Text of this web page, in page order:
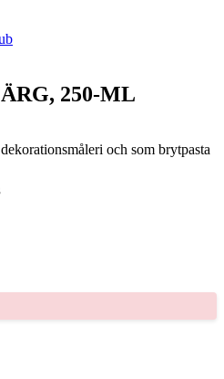
250-ML
och som brytpasta